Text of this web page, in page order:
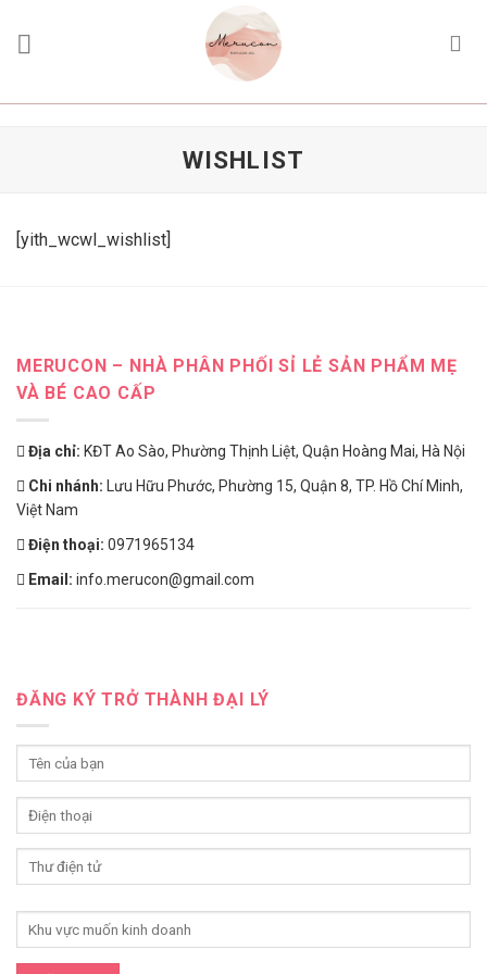
WISHLIST
[yith_wcwl_wishlist]
MERUCON – NHÀ PHÂN PHỐI SỈ LẺ SẢN PHẨM MẸ
VÀ BÉ CAO CẤP
Địa chỉ: KĐT Ao Sào, Phường Thịnh Liệt, Quận Hoàng Mai, Hà Nội
Chi nhánh: Lưu Hữu Phước, Phường 15, Quận 8, TP. Hồ Chí Minh,
Việt Nam
Điện thoại: 0971965134
Email: info.merucon@gmail.com
ĐĂNG KÝ TRỞ THÀNH ĐẠI LÝ